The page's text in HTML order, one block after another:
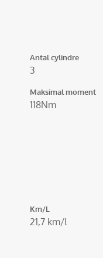
Antal cylindre
3
Maksimal moment
118Nm
Km/L
21,7 km/l